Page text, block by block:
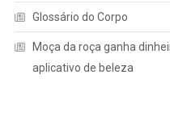
Glossário do Corpo
Moça da roça ganha
aplicativo de beleza